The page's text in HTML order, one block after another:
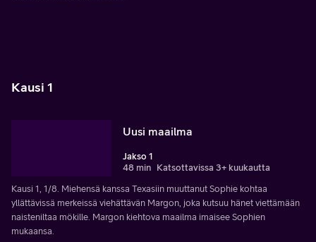
Kausi 1
Uusi maailma
Jakso 1
48 min Katsottavissa 3+ kuukautta
Kausi 1, 1/8. Miehensä kanssa Texasiin muuttanut Sophie kohtaa
yllättävissä merkeissä viehättävän Margon, joka kutsuu hänet viettämään
naisteniltaa mökille. Margon kiehtova maailma imaisee Sophien
mukaansa.